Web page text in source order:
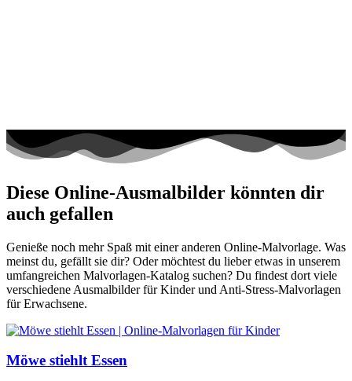
Diese Online-Ausmalbilder könnten dir
auch gefallen
Genieße noch mehr Spaß mit einer anderen Online-Malvorlage. Was
meinst du, gefällt sie dir? Oder möchtest du lieber etwas in unserem
umfangreichen Malvorlagen-Katalog suchen? Du findest dort viele
verschiedene Ausmalbilder für Kinder und Anti-Stress-Malvorlagen
für Erwachsene.
Möwe stiehlt Essen